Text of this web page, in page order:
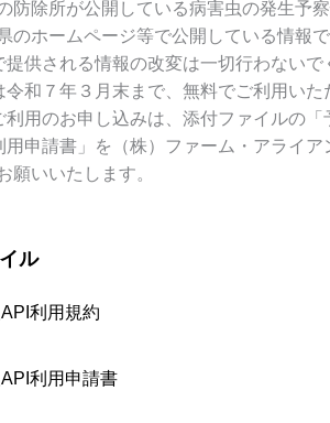
防除所が公開している病害虫の発生予
のホームページ等で公開している情報
提供される情報の改変は一切行わないで
令和７年３月末まで、無料でご利用いた
利用のお申し込みは、添付ファイルの
用申請書」を（株）ファーム・アライア
願いいたします。
ル
利用規約
利用申請書